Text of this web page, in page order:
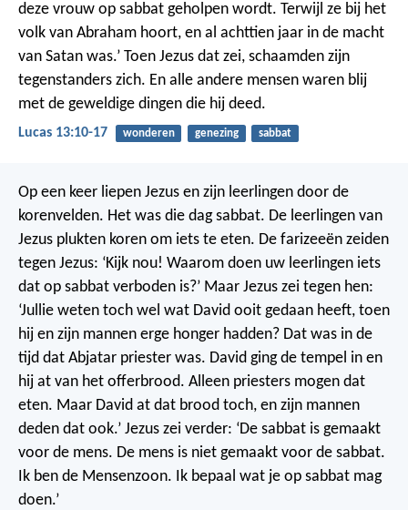
deze vrouw op sabbat geholpen wordt. Terwijl ze bij het
volk van Abraham hoort, en al achttien jaar in de macht
van Satan was.’ Toen Jezus dat zei, schaamden zijn
tegenstanders zich. En alle andere mensen waren blij
met de geweldige dingen die hij deed.
Lucas 13:10-17 wonderen genezing sabbat
Op een keer liepen Jezus en zijn leerlingen door de
korenvelden. Het was die dag sabbat. De leerlingen van
Jezus plukten koren om iets te eten. De farizeeën zeiden
tegen Jezus: ‘Kijk nou! Waarom doen uw leerlingen iets
dat op sabbat verboden is?’ Maar Jezus zei tegen hen:
‘Jullie weten toch wel wat David ooit gedaan heeft, toen
hij en zijn mannen erge honger hadden? Dat was in de
tijd dat Abjatar priester was. David ging de tempel in en
hij at van het offerbrood. Alleen priesters mogen dat
eten. Maar David at dat brood toch, en zijn mannen
deden dat ook.’ Jezus zei verder: ‘De sabbat is gemaakt
voor de mens. De mens is niet gemaakt voor de sabbat.
Ik ben de Mensenzoon. Ik bepaal wat je op sabbat mag
doen.’